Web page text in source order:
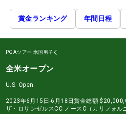
賞金ランキング 年間日程
PGAツアー 米国男子
全米オープン
U.S. Open
2023年6月15日-6月18日賞金総額
ザ・ロサンゼルスCC ノースC（カリフォル